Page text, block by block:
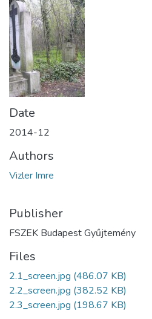
Date
2014-12
Authors
Vizler Imre
Publisher
FSZEK Budapest Gyűjtemény
Files
2.1_screen.jpg (486.07 KB)
2.2_screen.jpg (382.52 KB)
2.3_screen.jpg (198.67 KB)